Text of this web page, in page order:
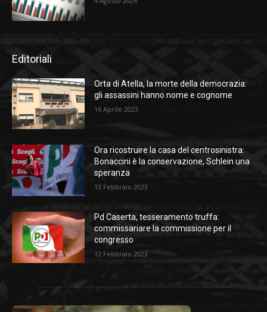
Editoriali
Orta di Atella, la morte della democrazia:
gli assassini hanno nome e cognome
16 Aprile 2023
Ora ricostruire la casa del centrosinistra:
Bonaccini è la conservazione, Schlein una
speranza
13 Febbraio 2023
Pd Caserta, tesseramento truffa:
commissariare la commissione per il
congresso
12 Febbraio 2023